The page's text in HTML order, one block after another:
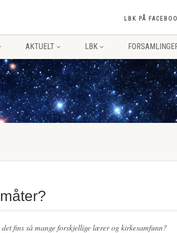
LBK PÅ
AKTUELT LBK
fins så mange forskjellige lærer og kirkesamfunn?